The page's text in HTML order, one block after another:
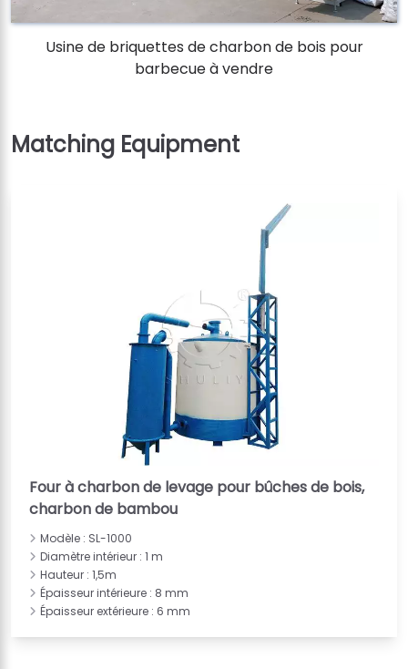
Usine de briquettes de charbon de bois pour
barbecue à vendre
Four à charbon de levage pour bûches de bois,
charbon de bambou
Modèle : SL-1000
Diamètre intérieur : 1 m
Hauteur : 1,5m
Épaisseur intérieure : 8 mm
Épaisseur extérieure : 6 mm